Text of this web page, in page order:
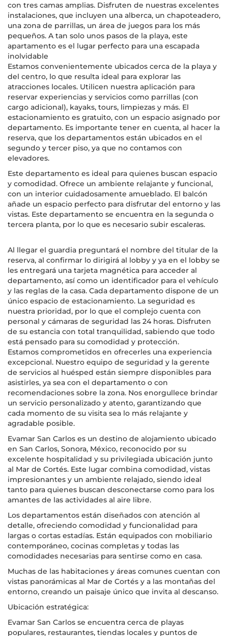
con tres camas amplias. Disfruten de nuestras excelentes
instalaciones, que incluyen una alberca, un chapoteadero,
una zona de parrillas, un área de juegos para los más
pequeños. A tan solo unos pasos de la playa, este
apartamento es el lugar perfecto para una escapada
inolvidable
Estamos convenientemente ubicados cerca de la playa y
del centro, lo que resulta ideal para explorar las
atracciones locales. Utilicen nuestra aplicación para
reservar experiencias y servicios como parrillas (con
cargo adicional), kayaks, tours, limpiezas y más. El
estacionamiento es gratuito, con un espacio asignado por
departamento. Es importante tener en cuenta, al hacer la
reserva, que los departamentos están ubicados en el
segundo y tercer piso, ya que no contamos con
elevadores.
Este departamento es ideal para quienes buscan espacio
y comodidad. Ofrece un ambiente relajante y funcional,
con un interior cuidadosamente amueblado. El balcón
añade un espacio perfecto para disfrutar del entorno y las
vistas. Este departamento se encuentra en la segunda o
tercera planta, por lo que es necesario subir escaleras.
Al llegar el guardia preguntará el nombre del titular de la
reserva, al confirmar lo dirigirá al lobby y ya en el lobby se
les entregará una tarjeta magnética para acceder al
departamento, así como un identificador para el vehículo
y las reglas de la casa. Cada departamento dispone de un
único espacio de estacionamiento. La seguridad es
nuestra prioridad, por lo que el complejo cuenta con
personal y cámaras de seguridad las 24 horas. Disfruten
de su estancia con total tranquilidad, sabiendo que todo
está pensado para su comodidad y protección.
Estamos comprometidos en ofrecerles una experiencia
excepcional. Nuestro equipo de seguridad y la gerente
de servicios al huésped están siempre disponibles para
asistirles, ya sea con el departamento o con
recomendaciones sobre la zona. Nos enorgullece brindar
un servicio personalizado y atento, garantizando que
cada momento de su visita sea lo más relajante y
agradable posible.
Evamar San Carlos es un destino de alojamiento ubicado
en San Carlos, Sonora, México, reconocido por su
excelente hospitalidad y su privilegiada ubicación junto
al Mar de Cortés. Este lugar combina comodidad, vistas
impresionantes y un ambiente relajado, siendo ideal
tanto para quienes buscan desconectarse como para los
amantes de las actividades al aire libre.
Los departamentos están diseñados con atención al
detalle, ofreciendo comodidad y funcionalidad para
largas o cortas estadías. Están equipados con mobiliario
contemporáneo, cocinas completas y todas las
comodidades necesarias para sentirse como en casa.
Muchas de las habitaciones y áreas comunes cuentan con
vistas panorámicas al Mar de Cortés y a las montañas del
entorno, creando un paisaje único que invita al descanso.
Ubicación estratégica:
Evamar San Carlos se encuentra cerca de playas
populares, restaurantes, tiendas locales y puntos de